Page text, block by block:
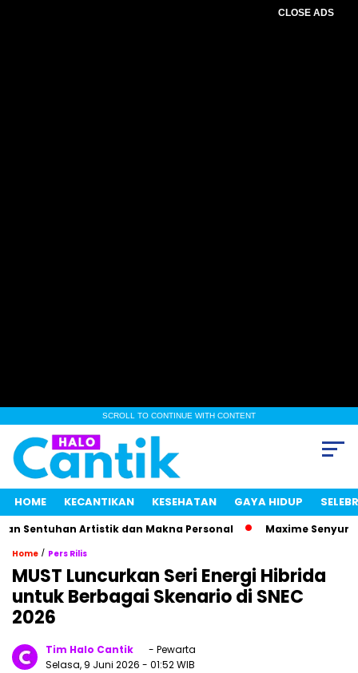
CLOSE ADS
SCROLL TO CONTINUE WITH CONTENT
HOME KECANTIKAN KESEHATAN GAYA HIDUP
Artistik dan Makna Personal Maxime Senyum
Home / Pers Rilis
MUST Luncurkan Seri Energi Hibrida
untuk Berbagai Skenario di SNEC
2026
Tim Halo Cantik
- Pewarta
Selasa, 9 Juni 2026 - 01:52 WIB